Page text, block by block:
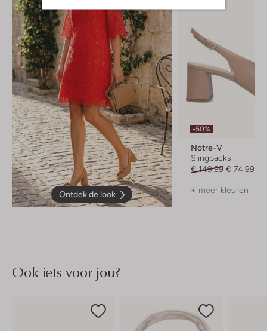
Ontdek de look
-50%
Notre-V
Slingbacks
€ 149,99 € 74,99
+ meer kleuren
Ook iets voor jou?